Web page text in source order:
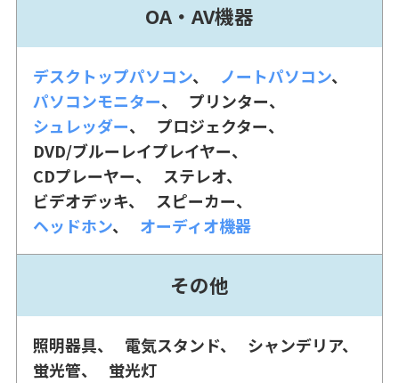
OA・AV機器
デスクトップパソコン
ノートパソコン
パソコンモニター
プリンター
シュレッダー
プロジェクター
DVD/ブルーレイプレイヤー
CDプレーヤー
ステレオ
ビデオデッキ
スピーカー
ヘッドホン
オーディオ機器
その他
照明器具 電気スタンド
シャンデリア
蛍光管
蛍光灯